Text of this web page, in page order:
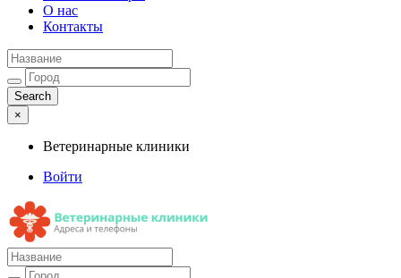
О нас
Контакты
×
Ветеринарные клиники
Войти
Ветеринарные клиники
Адреса и телефоны